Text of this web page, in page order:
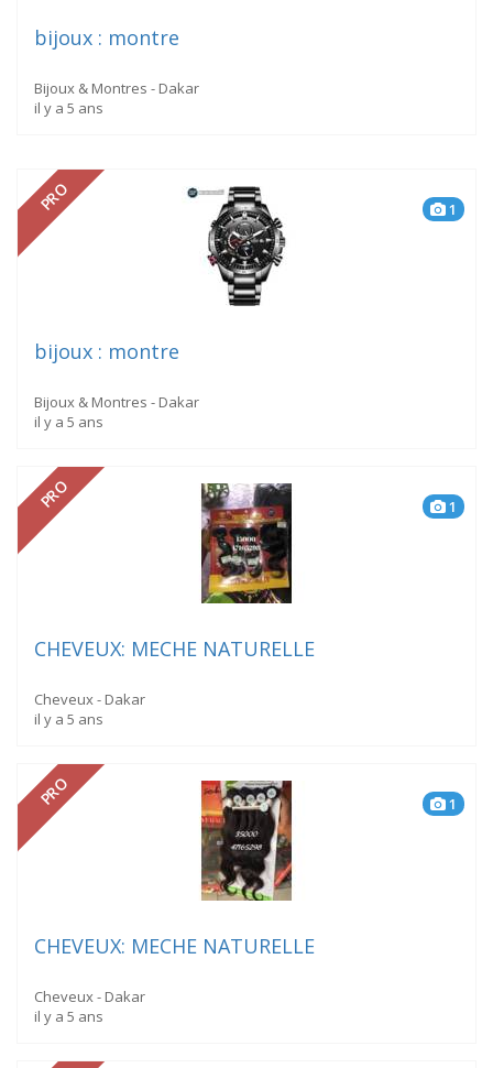
bijoux : montre
Bijoux & Montres - Dakar
il y a 5 ans
PRO 1
bijoux : montre
Bijoux & Montres - Dakar
il y a 5 ans
PRO 1
CHEVEUX: MECHE NATURELLE
Cheveux - Dakar
il y a 5 ans
PRO 1
CHEVEUX: MECHE NATURELLE
Cheveux - Dakar
il y a 5 ans